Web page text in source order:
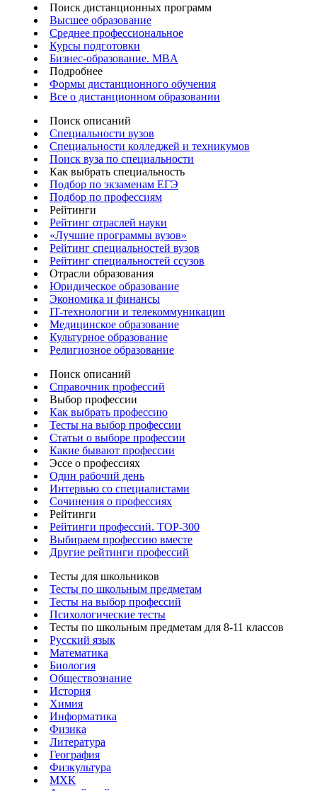
Поиск дистанционных программ
Высшее образование
Среднее профессиональное
Курсы подготовки
Бизнес-образование. MBA
Подробнее
Формы дистанционного обучения
Все о дистанционном образовании
Поиск описаний
Специальности вузов
Специальности колледжей и техникумов
Поиск вуза по специальности
Как выбрать специальность
Подбор по экзаменам ЕГЭ
Подбор по профессиям
Рейтинги
Рейтинг отраслей науки
«Лучшие программы вузов»
Рейтинг специальностей вузов
Рейтинг специальностей ссузов
Отрасли образования
Юридическое образование
Экономика и финансы
IT-технологии и телекоммуникации
Медицинское образование
Культурное образование
Религиозное образование
Поиск описаний
Справочник профессий
Выбор профессии
Как выбрать профессию
Тесты на выбор профессии
Статьи о выборе профессии
Какие бывают профессии
Эссе о профессиях
Один рабочий день
Интервью со специалистами
Сочинения о профессиях
Рейтинги
Рейтинги профессий. TOP-300
Выбираем профессию вместе
Другие рейтинги профессий
Тесты для школьников
Тесты по школьным предметам
Тесты на выбор профессий
Психологические тесты
Тесты по школьным предметам для 8-11 классов
Русский язык
Математика
Биология
Обществознание
История
Химия
Информатика
Физика
Литература
География
Физкультура
МХК